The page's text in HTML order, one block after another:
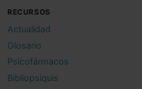
RECURSOS
Actualidad
Glosario
Psicofármacos
Bibliopsiquis